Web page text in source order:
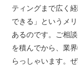
ティングまで広く
できる」というメ
あるのです。ご相
を積んでから、業
らっしゃいます。